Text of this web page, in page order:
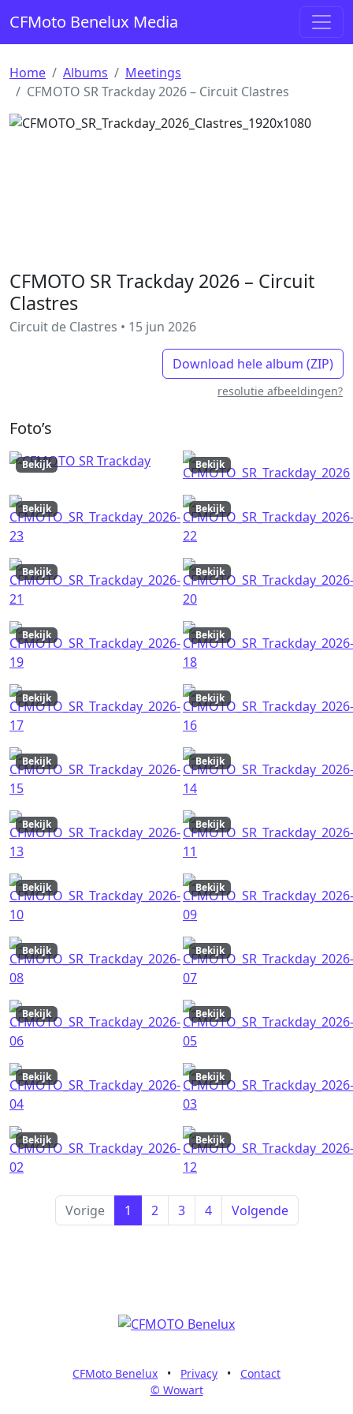
Hoofdnavigatie
CFMoto Benelux Media
Home Albums
Meetings
CFMOTO SR Trackday 2026 – Circuit Clastres
CFMOTO SR Trackday 2026 – Circuit
Clastres
Circuit de Clastres • 15 jun 2026
Download hele album (ZIP)
resolutie afbeeldingen?
Foto’s
Bekijk Bekijk
Bekijk Bekijk
Bekijk Bekijk
Bekijk Bekijk
Bekijk Bekijk
Bekijk Bekijk
Bekijk Bekijk
Bekijk Bekijk
Bekijk Bekijk
Bekijk Bekijk
Bekijk Bekijk
Bekijk Bekijk
Vorige 1 2 3 4 Volgende
CFMoto Benelux • Privacy •
Contact
© Wowart